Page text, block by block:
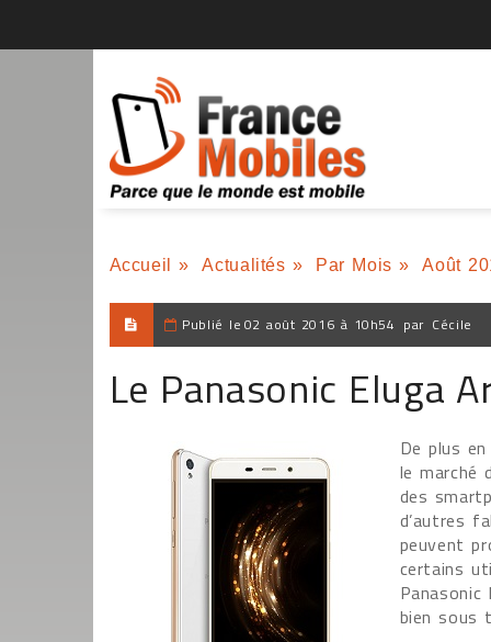
Accueil » Actualités » Par Mois » Août
Publié le 02 août 2016 à 10h54 par Cécile
Le Panasonic Eluga
De plus
le marché
des
d’autres
peuvent
certains
bien sous